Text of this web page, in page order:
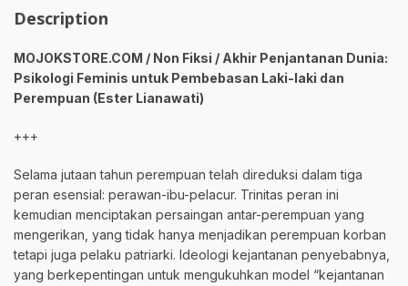
Description
MOJOKSTORE.COM / Non Fiksi / Akhir Penjantanan Dunia:
Psikologi Feminis untuk Pembebasan Laki-laki dan
Perempuan (Ester Lianawati)
+++
Selama jutaan tahun perempuan telah direduksi dalam tiga
peran esensial: perawan-ibu-pelacur. Trinitas peran ini
kemudian menciptakan persaingan antar-perempuan yang
mengerikan, yang tidak hanya menjadikan perempuan korban
tetapi juga pelaku patriarki. Ideologi kejantanan penyebabnya,
yang berkepentingan untuk mengukuhkan model “kejantanan